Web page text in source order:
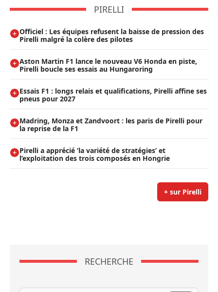
PIRELLI
Officiel : Les équipes refusent la baisse de pression des
Pirelli malgré la colère des pilotes
Aston Martin F1 lance le nouveau V6 Honda en piste,
Pirelli boucle ses essais au Hungaroring
Essais F1 : longs relais et qualifications, Pirelli affine ses
pneus pour 2027
Madring, Monza et Zandvoort : les paris de Pirelli pour
la reprise de la F1
Pirelli a apprécié ’la variété de stratégies’ et
l’exploitation des trois composés en Hongrie
+ sur Pirelli
RECHERCHE